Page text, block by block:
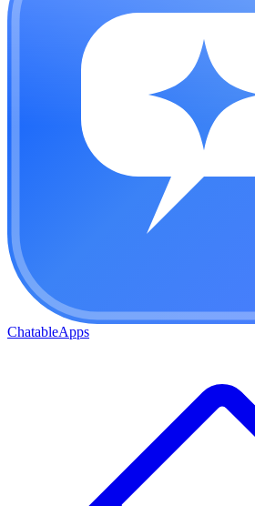
ChatableApps